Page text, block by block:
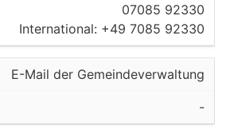
07085 92330
International: +49 7085 92330
E-Mail der Gemeindeverwaltung
-